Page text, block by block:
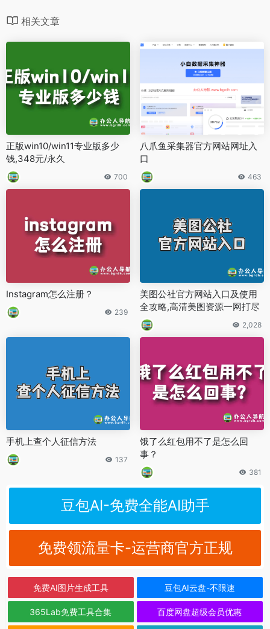
相关文章
正版win10/win11专业版多少
钱,348元/永久
700
八爪鱼采集器官方网站网址入
口
463
Instagram怎么注册？
239
美图公社官方网站入口及使用
全攻略,高清美图资源一网打尽
2,028
手机上查个人征信方法
137
饿了么红包用不了是怎么回
事？
381
豆包AI-免费全能AI助手
免费领流量卡-运营商官方正规
免费AI图片生成工具 豆包AI云盘-不限速
365Lab免费工具合集 百度网盘超级会员优惠